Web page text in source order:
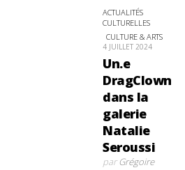
ACTUALITÉS
CULTURELLES
CULTURE & ARTS
4 JUILLET 2024
Un.e
DragClown
dans la
galerie
Natalie
Seroussi
parGrégoire